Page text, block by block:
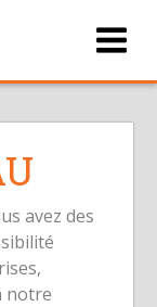
avez des
notre